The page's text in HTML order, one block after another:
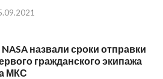
назвали сроки отправки
гражданского экипажа
МКС